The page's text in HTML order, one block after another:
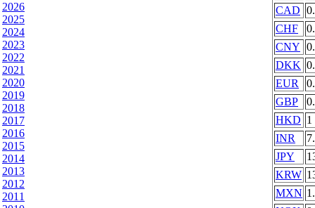
2026
2025
2024
2023
2022
2021
2020
2019
2018
2017
2016
2015
2014
2013
2012
2011
CAD
CHF
CNY
DKK
EUR
GBP
HKD 1
INR
JPY
KRW
MXN